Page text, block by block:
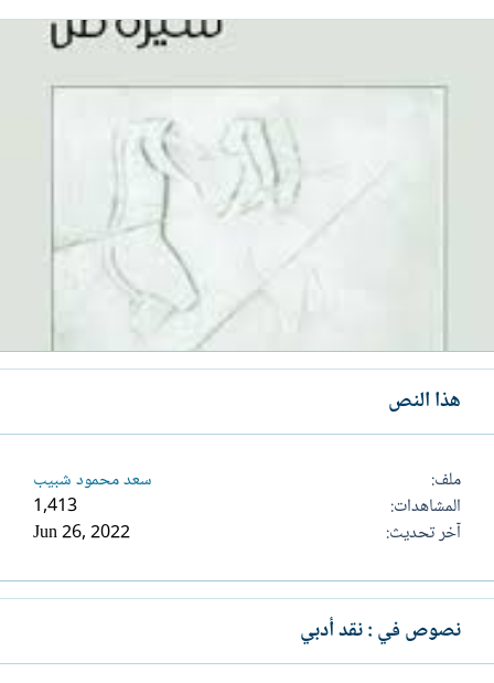
هذا النص
ملف
سعد محمود شبيب
المشاهدات
1,413
آخر تحديث
Jun 26, 2022
نصوص في : نقد أدبي